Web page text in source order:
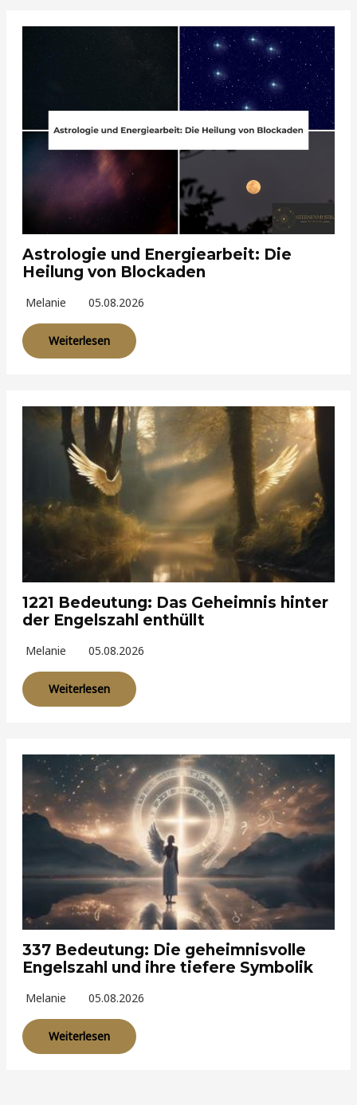
Astrologie und Energiearbeit: Die
Heilung von Blockaden
Melanie 05.08.2026
Weiterlesen
1221 Bedeutung: Das Geheimnis hinter
der Engelszahl enthüllt
Melanie 05.08.2026
Weiterlesen
337 Bedeutung: Die geheimnisvolle
Engelszahl und ihre tiefere Symbolik
Melanie 05.08.2026
Weiterlesen